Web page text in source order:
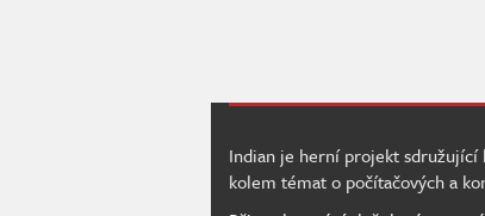
Indian je herní projekt sdružující
kolem témat o počítačových a